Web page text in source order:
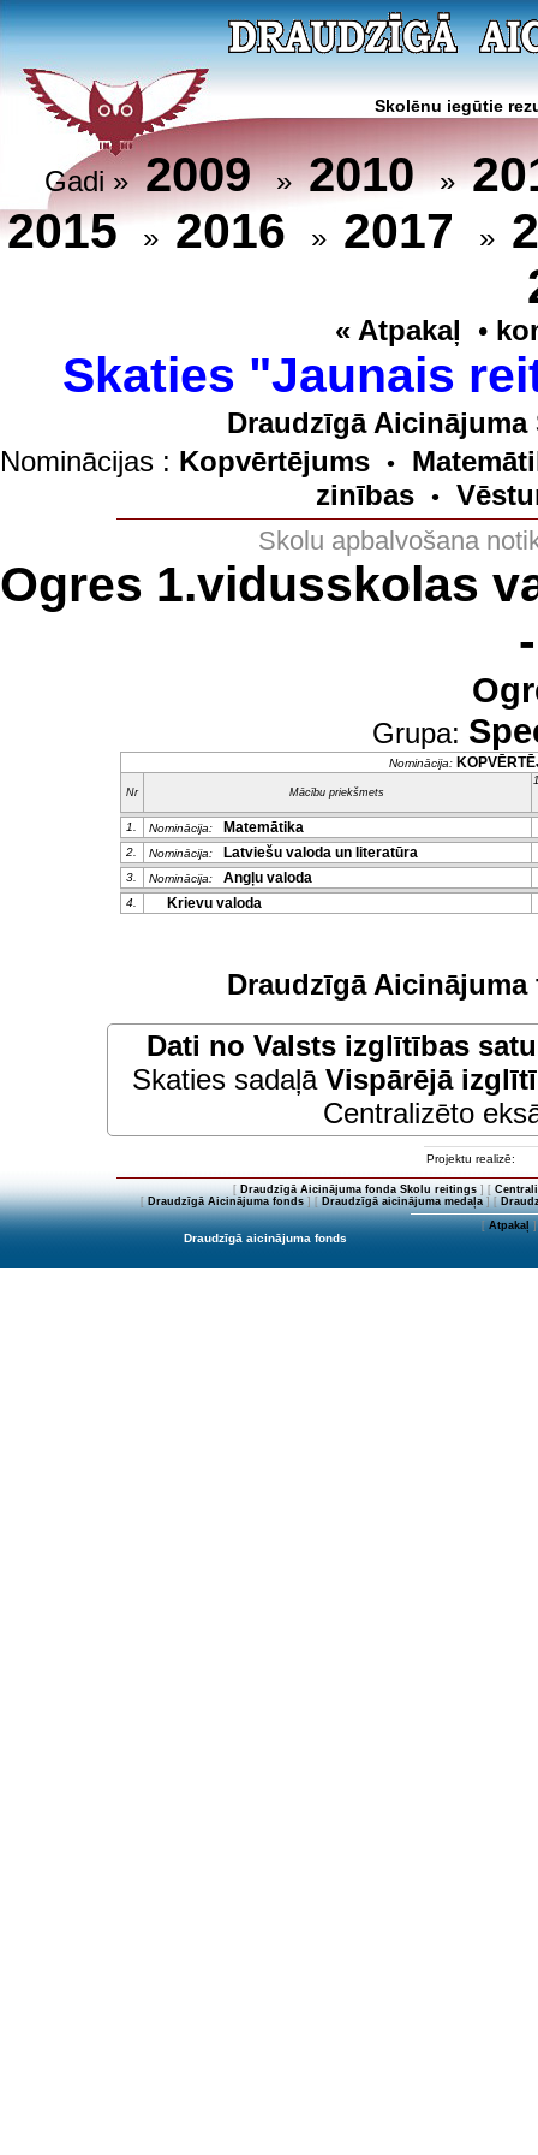
Skolēnu iegūtie
Gadi »2009»2010»
2015 » 2016 » 2017 »
« Atpakaļ •
Skaties "Jaunais
Draudzīgā
Nominācijas : Kopvērtējums •
zinības
•
Skolu apbalvošana
Ogres 1.vidusskolas
Grupa:
Nominācija:
Nr Mācību priekšmets
1. Nominācija: Matemātika
2. Nominācija: Latviešu valoda un literatūra
3. Nominācija: Angļu valoda
4. Krievu valoda
Draudzīgā
Dati no Valsts izglītības
Skaties sadaļā Vispārējā
Centralizēto
Projektu realizē:
[ Draudzīgā Aicinājuma fonda Skolu reitings] [
[Draudzīgā Aicinājuma fonds] [Draudzīgā aicinājuma medaļa] [
[Atpakaļ]
Draudzīgā aicinājuma fonds